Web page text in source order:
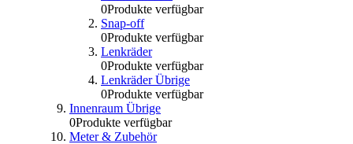
0Produkte verfügbar
Snap-off
0Produkte verfügbar
Lenkräder
0Produkte verfügbar
Lenkräder Übrige
0Produkte verfügbar
Innenraum Übrige
0Produkte verfügbar
Meter & Zubehör